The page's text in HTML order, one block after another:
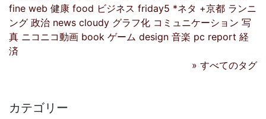
fine web 健康 food ビジネス friday5 *ネタ +京都 ランニ
ング 政治 news cloudy グラフ化 コミュニケーション 写
真 ニコニコ動画 book ゲーム design 音楽 pc report 経
済
» すべてのタグ
カテゴリー